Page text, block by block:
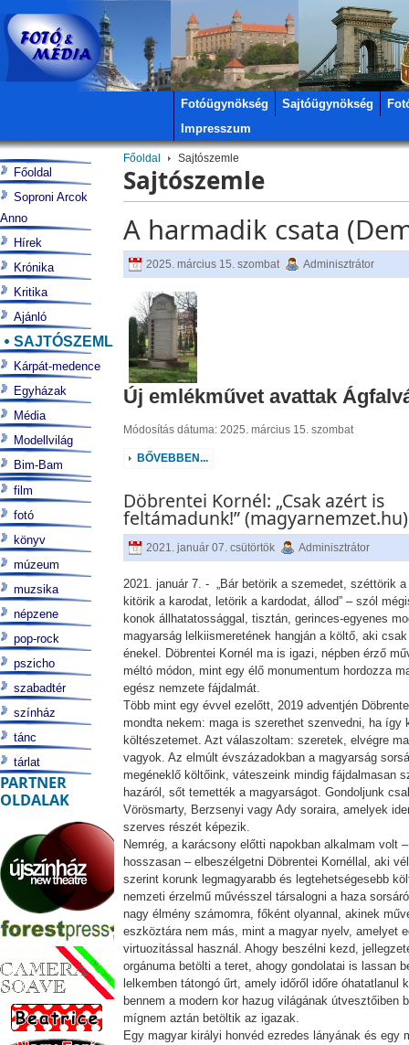
Fotóügynökség Sajtóügynökség
Impresszum
Főoldal Sajtószemle
Sajtószemle
A harmadik csata
2025. március 15. szombat Adminisztrátor
Új emlékművet avattak
Módosítás dátuma: 2025. március 15. szombat
BŐVEBBEN...
Döbrentei Kornél: „Csak azért is
feltámadunk!” (magyarnemzet.hu)
2021. január 07. csütörtök Adminisztrátor
2021. január 7. - „Bár betörik a szemedet, széttörik
kitörik a karodat, letörik a kardodat, állod” – szól
konok állhatatossággal, tisztán, gerinces-egyenes
magyarság lelkiismeretének hangján a költő, aki
énekel. Döbrentei Kornél ma is igazi, népben érző
méltó módon, mint egy élő monumentum hordozza
egész nemzete fájdalmát.
Több mint egy évvel ezelőtt, 2019 adventjén
mondta nekem: maga is szerethet szenvedni, ha így
költészetemet. Azt válaszoltam: szeretek, elvégre
vagyok. Az elmúlt évszázadokban a magyarság
megéneklő költőink, váteszeink mindig fájdalmasan
hazáról, sőt temették a magyarságot. Gondoljunk
Vörösmarty, Berzsenyi vagy Ady soraira, amelyek
szerves részét képezik.
Nemrég, a karácsony előtti napokban alkalmam volt
hosszasan – elbeszélgetni Döbrentei Kornéllal, aki
szerint korunk legmagyarabb és legtehetségesebb
nemzeti érzelmű művésszel társalogni a haza
nagy élmény számomra, főként olyannal, akinek
eszköztára nem más, mint a magyar nyelv, amelyet
virtuozitással használ. Ahogy beszélni kezd,
orgánuma betölti a teret, ahogy gondolatai is lassan
lelkemben tátongó űrt, amely időről időre óhatatlanul
bennem a modern kor hazug világának útvesztőiben
mígnem aztán betöltik az igazak.
Egy magyar királyi honvéd ezredes lányának és egy
Főoldal
Soproni Arcok
Anno
Hírek
Krónika
Kritika
Ajánló
SAJTÓSZEMLE
Kárpát-medence
Egyházak
Média
Modellvilág
Bim-Bam
film
fotó
könyv
múzeum
muzsika
népzene
pop-rock
pszicho
szabadtér
színház
tánc
tárlat
PARTNER
OLDALAK